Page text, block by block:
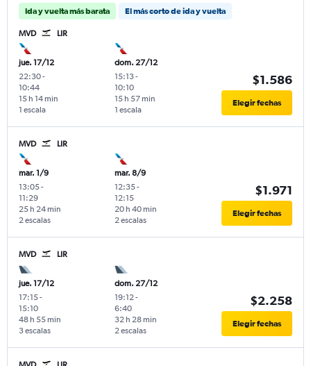
Ida y vuelta más barata El más corto de ida y vuelta
MVD LIR
jue. 17/12
22:30-
10:44
1 escala
15 h 14 min
dom. 27/12
15:13-
10:10
1 escala
15 h 57 min
$1.586
Elegir fechas
MVD LIR
mar. 1/9
13:05-
11:29
2 escalas
25 h 24 min
mar. 8/9
12:35-
12:15
2 escalas
20 h 40 min
$1.971
Elegir fechas
MVD LIR
jue. 17/12
17:15-
15:10
3 escalas
48 h 55 min
dom. 27/12
19:12-
6:40
2 escalas
32 h 28 min
$2.258
Elegir fechas